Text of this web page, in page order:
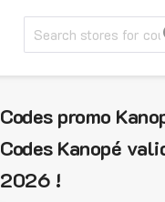
Codes promo
Codes Kanopé
2026 !